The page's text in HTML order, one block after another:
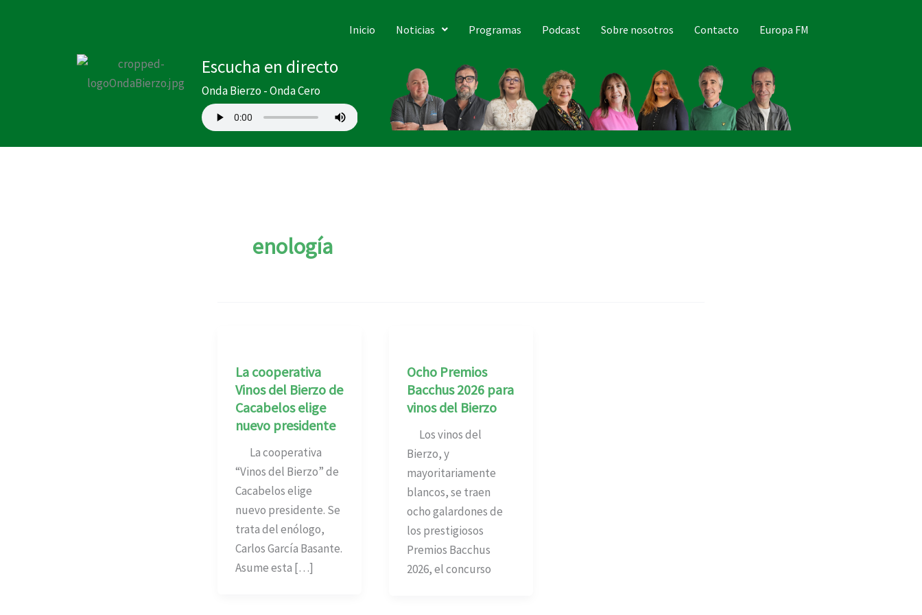
Inicio Noticias Programas Podcast Sobre nosotros Contacto Europa FM
Escucha en directo
Onda Bierzo - Onda Cero
enología
La cooperativa
Vinos del Bierzo de
Cacabelos elige
nuevo presidente
La cooperativa
“Vinos del Bierzo” de
Cacabelos elige
nuevo presidente. Se
trata del enólogo,
Carlos García Basante.
Asume esta […]
Ocho Premios
Bacchus 2026 para
vinos del Bierzo
Los vinos del
Bierzo, y
mayoritariamente
blancos, se traen
ocho galardones de
los prestigiosos
Premios Bacchus
2026, el concurso